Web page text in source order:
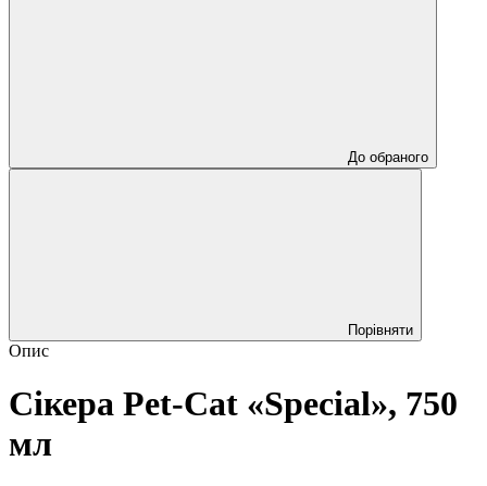
До обраного
Порівняти
Опис
Сікера Pet-Cat «Special», 750
мл